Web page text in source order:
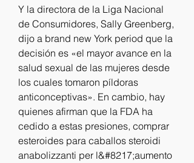
Y la directora de la Liga Nacional
de Consumidores, Sally Greenberg,
dijo a brand new York period que la
decisión es «el mayor avance en la
salud sexual de las mujeres desde
los cuales tomaron píldoras
anticonceptivas». En cambio, hay
quienes afirman que la FDA ha
cedido a estas presiones, comprar
esteroides para caballos steroidi
anabolizzanti per l&#8217;aumento